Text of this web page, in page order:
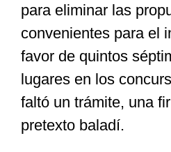
para eliminar las
convenientes para el
favor de quintos
lugares en los
faltó un trámite, una
pretexto baladí.